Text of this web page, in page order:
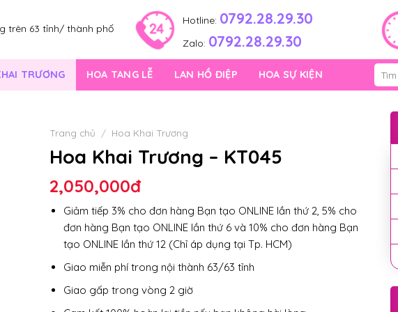
trên 63 tỉnh/ thành phố
Hotline: 0792.28.29.30
Zalo: 0792.28.29.30
TRƯƠNG HOA TANG LỄ LAN HỒ ĐIỆP HOA SỰ KIỆN
Tìm
kiếm:
Trang chủ / Hoa Khai Trương
Hoa Khai Trương – KT045
2,050,000đ
Giảm tiếp 3% cho đơn hàng Bạn tạo ONLINE lần thứ 2, 5% cho
đơn hàng Bạn tạo ONLINE lần thứ 6 và 10% cho đơn hàng Bạn
tạo ONLINE lần thứ 12 (Chỉ áp dụng tại Tp. HCM)
Giao miễn phí trong nội thành 63/63 tỉnh
Giao gấp trong vòng 2 giờ